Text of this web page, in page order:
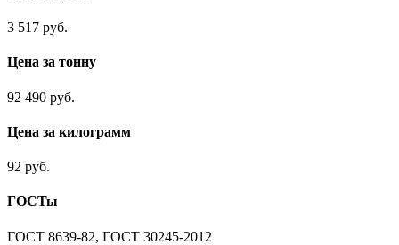
3 517 руб.
Цена за тонну
92 490 руб.
Цена за килограмм
92 руб.
ГОСТы
ГОСТ 8639-82, ГОСТ 30245-2012